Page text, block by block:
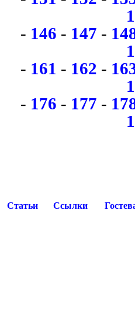
- 146 - 147 -
- 161 - 162 -
- 176 - 177 -
Статьи Ссылки